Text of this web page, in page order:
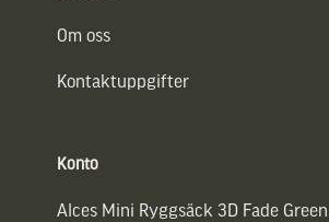
Om oss
Kontaktuppgifter
Konto
Alces Mini Ryggsäck 3D Fade Green